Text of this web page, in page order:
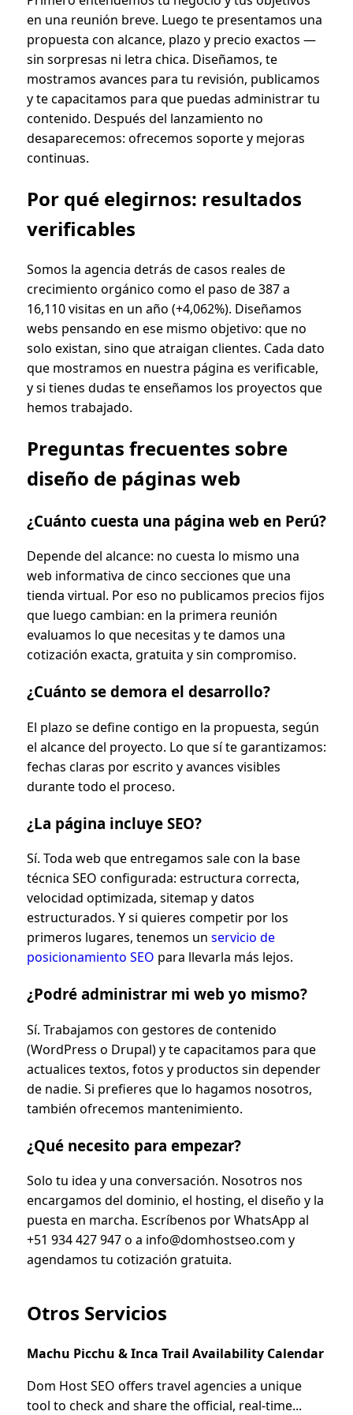
en una reunión breve. Luego te presentamos una
propuesta con alcance, plazo y precio exactos —
sin sorpresas ni letra chica. Diseñamos, te
mostramos avances para tu revisión, publicamos
y te capacitamos para que puedas administrar tu
contenido. Después del lanzamiento no
desaparecemos: ofrecemos soporte y mejoras
continuas.
Por qué elegirnos: resultados
verificables
Somos la agencia detrás de casos reales de
crecimiento orgánico como el paso de 387 a
16,110 visitas en un año (+4,062%). Diseñamos
webs pensando en ese mismo objetivo: que no
solo existan, sino que atraigan clientes. Cada dato
que mostramos en nuestra página es verificable,
y si tienes dudas te enseñamos los proyectos que
hemos trabajado.
Preguntas frecuentes sobre
diseño de páginas web
¿Cuánto cuesta una página web en Perú?
Depende del alcance: no cuesta lo mismo una
web informativa de cinco secciones que una
tienda virtual. Por eso no publicamos precios fijos
que luego cambian: en la primera reunión
evaluamos lo que necesitas y te damos una
cotización exacta, gratuita y sin compromiso.
¿Cuánto se demora el desarrollo?
El plazo se define contigo en la propuesta, según
el alcance del proyecto. Lo que sí te garantizamos:
fechas claras por escrito y avances visibles
durante todo el proceso.
¿La página incluye SEO?
Sí. Toda web que entregamos sale con la base
técnica SEO configurada: estructura correcta,
velocidad optimizada, sitemap y datos
estructurados. Y si quieres competir por los
primeros lugares, tenemos un servicio de
posicionamiento SEO para llevarla más lejos.
¿Podré administrar mi web yo mismo?
Sí. Trabajamos con gestores de contenido
(WordPress o Drupal) y te capacitamos para que
actualices textos, fotos y productos sin depender
de nadie. Si prefieres que lo hagamos nosotros,
también ofrecemos mantenimiento.
¿Qué necesito para empezar?
Solo tu idea y una conversación. Nosotros nos
encargamos del dominio, el hosting, el diseño y la
puesta en marcha. Escríbenos por WhatsApp al
+51 934 427 947 o a info@domhostseo.com y
agendamos tu cotización gratuita.
Otros Servicios
Machu Picchu & Inca Trail Availability Calendar
Dom Host SEO offers travel agencies a unique
tool to check and share the official, real-time...